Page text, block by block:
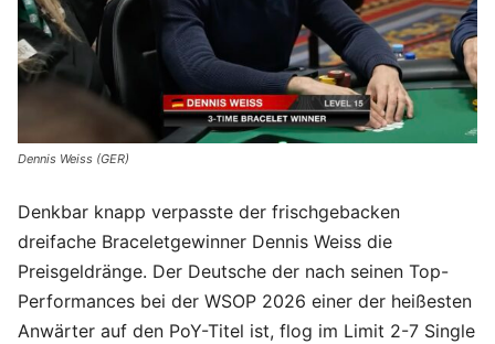
Dennis Weiss (GER)
Denkbar knapp verpasste der frischgebacken
dreifache Braceletgewinner Dennis Weiss die
Preisgeldränge. Der Deutsche der nach seinen Top-
Performances bei der WSOP 2026 einer der heißesten
Anwärter auf den PoY-Titel ist, flog im Limit 2-7 Single